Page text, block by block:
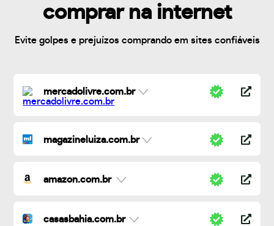
comprar na internet
Evite golpes e prejuízos comprando em sites confiáveis
mercadolivre.com.br
magazineluiza.com.br
amazon.com.br
casasbahia.com.br